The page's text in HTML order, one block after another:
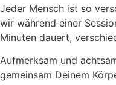
Jeder Mensch ist so
wir während einer
Minuten dauert,
Aufmerksam und
gemeinsam Deinem